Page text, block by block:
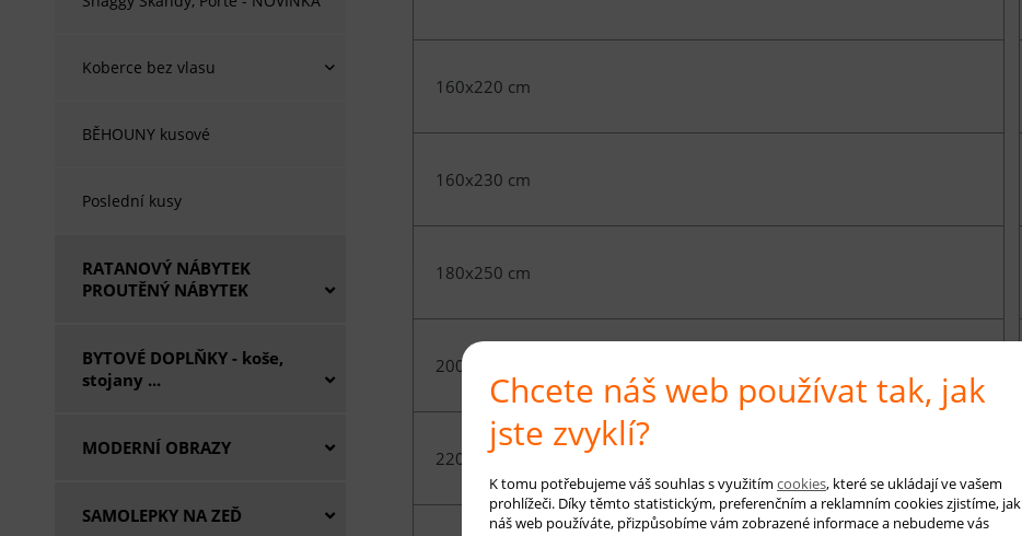
Koberce bez vlasu
BĚHOUNY kusové
Poslední kusy
RATANOVÝ NÁBYTEK
PROUTĚNÝ NÁBYTEK
BYTOVÉ DOPLŇKY - koše,
stojany ...
MODERNÍ OBRAZY
SAMOLEPKY NA ZEĎ
160x220 cm
160x230 cm
180x250 cm
200x300 cm
220x300 cm
Chcete náš web používat tak, jak
jste zvyklí?
K tomu potřebujeme váš souhlas s využitím cookies, které se ukládají ve vašem
prohlížeči. Díky těmto statistickým, preferenčním a reklamním cookies zjistíme, jak
náš web používáte, přizpůsobíme vám zobrazené informace a nebudeme vás